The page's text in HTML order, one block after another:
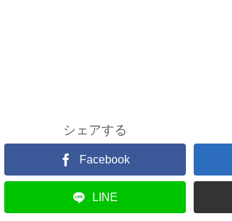
シェアする
Facebook
LINE